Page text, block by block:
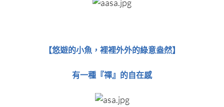
【​​​​​​​悠遊的小魚，裡裡外外的綠意盎然】
有一種『禪』的自在感